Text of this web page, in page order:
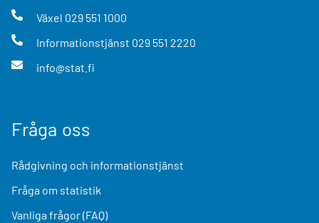
Växel 029 551 1000
Informationstjänst 029 551 2220
info@stat.fi
Fråga oss
Rådgivning och informationstjänst
Fråga om statistik
Vanliga frågor (FAQ)